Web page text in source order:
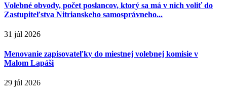
Volebné obvody, počet poslancov, ktorý sa má v nich voliť do
Zastupiteľstva Nitrianskeho samosprávneho...
31 júl 2026
Menovanie zapisovateľky do miestnej volebnej komisie v
Malom Lapáši
29 júl 2026